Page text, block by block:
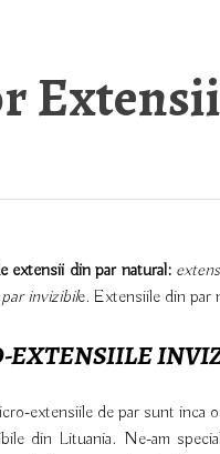
extensii din par natural:
invizibile. Extensiile din par
EXTENSIILE
extensiile de par sunt inca
din Lituania. Ne-am